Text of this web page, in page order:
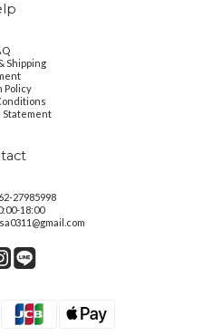
Shipping
Policy
27985998
18:00